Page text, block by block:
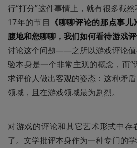
行“打分”这件事情上，就有很多截
17年的节目 《聊聊评论的那点事儿》
腹地和您聊聊，我们如何看待游戏评
讨论这个问题——之所以游戏评论值
验本身是一个非常主观的概念，而“
求评价人做出客观的姿态：这种矛
领域，且在游戏领域最为剧烈。
对游戏的评论和其它艺术形式中存
了。文学批评本身作为一种专门的